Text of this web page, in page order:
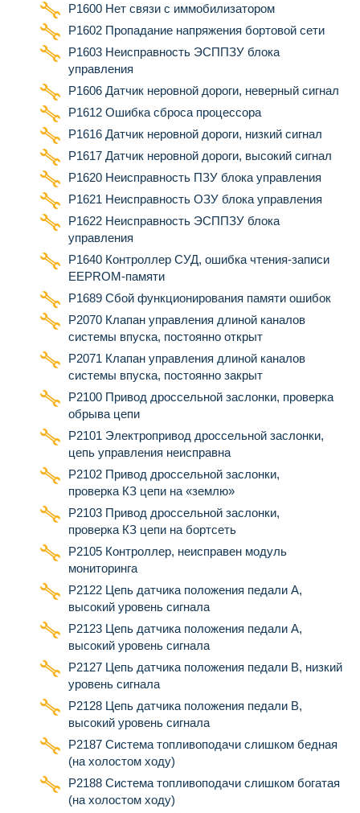
Р1600 Нет связи с иммобилизатором
Р1602 Пропадание напряжения бортовой сети
Р1603 Неисправность ЭСППЗУ блока
управления
Р1606 Датчик неровной дороги, неверный сигнал
Р1612 Ошибка сброса процессора
Р1616 Датчик неровной дороги, низкий сигнал
Р1617 Датчик неровной дороги, высокий сигнал
Р1620 Неисправность ПЗУ блока управления
Р1621 Неисправность ОЗУ блока управления
Р1622 Неисправность ЭСППЗУ блока
управления
Р1640 Контроллер СУД, ошибка чтения-записи
EEPROM-памяти
Р1689 Сбой функционирования памяти ошибок
Р2070 Клапан управления длиной каналов
системы впуска, постоянно открыт
Р2071 Клапан управления длиной каналов
системы впуска, постоянно закрыт
Р2100 Привод дроссельной заслонки, проверка
обрыва цепи
Р2101 Электропривод дроссельной заслонки,
цепь управления неисправна
Р2102 Привод дроссельной заслонки,
проверка КЗ цепи на «землю»
Р2103 Привод дроссельной заслонки,
проверка КЗ цепи на бортсеть
Р2105 Контроллер, неисправен модуль
мониторинга
Р2122 Цепь датчика положения педали А,
высокий уровень сигнала
Р2123 Цепь датчика положения педали А,
высокий уровень сигнала
Р2127 Цепь датчика положения педали B, низкий
уровень сигнала
Р2128 Цепь датчика положения педали B,
высокий уровень сигнала
Р2187 Система топливоподачи слишком бедная
(на холостом ходу)
Р2188 Система топливоподачи слишком богатая
(на холостом ходу)